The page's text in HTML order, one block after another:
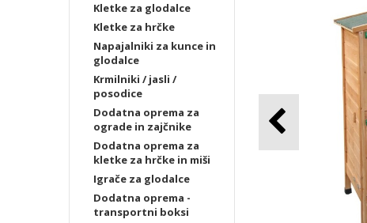
Kletke za glodalce
Kletke za hrčke
Napajalniki za kunce in
glodalce
Krmilniki / jasli /
posodice
Dodatna oprema za
ograde in zajčnike
Dodatna oprema za
kletke za hrčke in miši
Igrače za glodalce
Dodatna oprema -
transportni boksi